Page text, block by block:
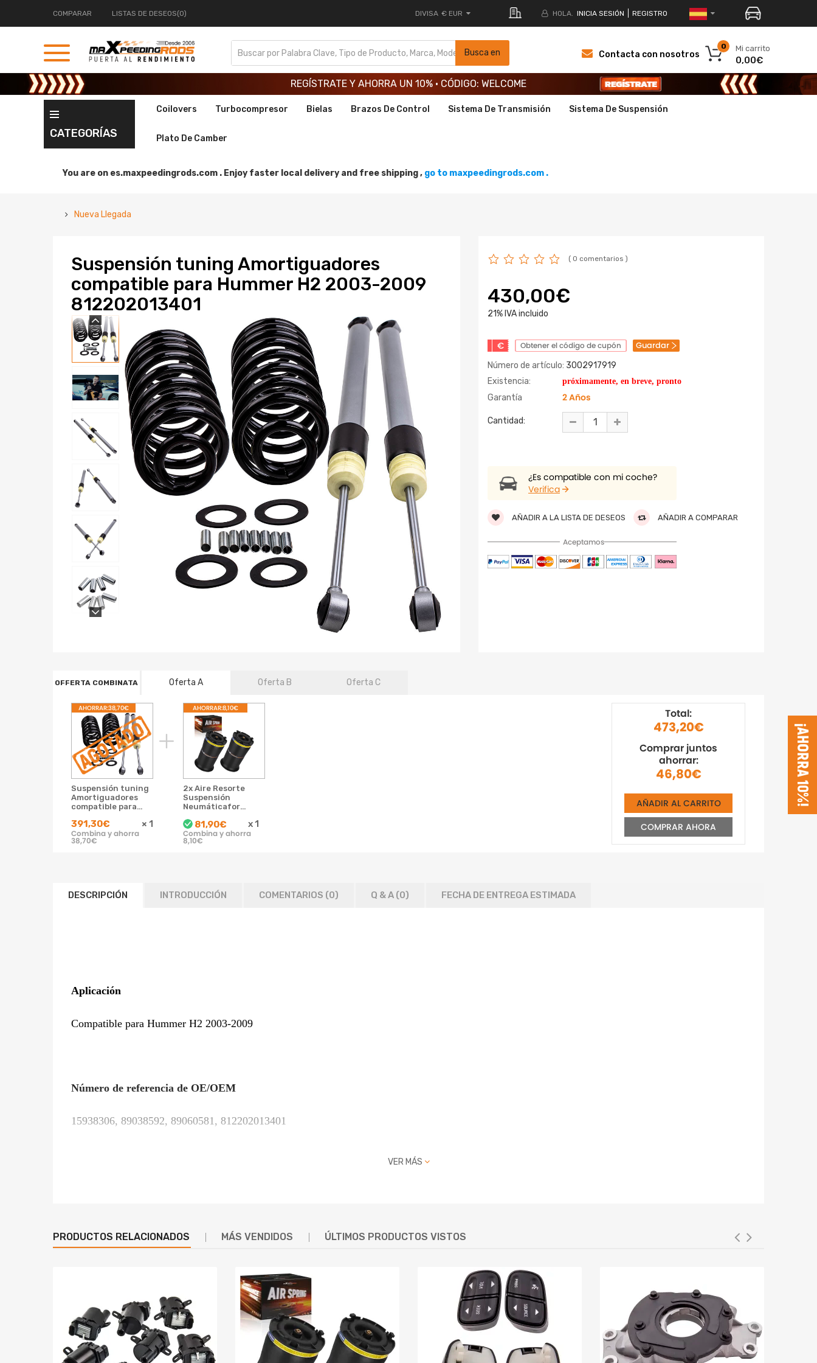
COMPARAR LISTAS DE DESEOS(0) DIVISA € EUR HOLA. INICIA SESIÓN REGISTRO
Busca en Mi carrito
0
0,00€
Contacta con nosotros
REGÍSTRATE Y AHORRA UN 10% · CÓDIGO: WELCOME
REGÍSTRATE Y AHORRA UN 10% · CÓDIGO: WELCOME
REGÍSTRATE Y AHORRA UN 10% · CÓDIGO: WELCOME
CATEGORÍAS
Coilovers Turbocompresor Bielas Brazos De Control Sistema De Transmisión Sistema De Suspensión
Plato De Camber
You are on es.maxpeedingrods.com . Enjoy faster local delivery and free shipping , go to maxpeedingrods.com .
Nueva Llegada
Suspensión tuning Amortiguadores
compatible para Hummer H2 2003-2009
812202013401
( 0 comentarios )
430,00€
21% IVA incluido
€ Obtener el código de cupón Guardar
Número de artículo: 3002917919
Existencia:
próximamente, en breve, pronto
Garantía 2 Años
Cantidad:
¿Es compatible con mi coche?
Verifica
AÑADIR A LA LISTA DE DESEOS AÑADIR A COMPARAR
Aceptamos
OFFERTA COMBINATA Oferta A Oferta B Oferta C
Suspensión tuning
Amortiguadores
compatible para
2009
812202013401
391,30€ × 1
Combina y ahorra
38,70€
AHORRAR:38,70€
2x Aire Resorte
Suspensión
Neumáticafor
Hummer H2 2003-
2009 15938306
Traser
81,90€ x1
Combina y ahorra
8,10€
AHORRAR:8,10€ Total:
473,20€
Comprar juntos
ahorrar:
46,80€
AÑADIR AL CARRITO
COMPRAR AHORA
DESCRIPCIÓN INTRODUCCIÓN COMENTARIOS (0) Q & A (0) FECHA DE ENTREGA ESTIMADA
Aplicación
Compatible para Hummer H2 2003-2009
Número de referencia de OE/OEM
15938306, 89038592, 89060581, 812202013401
Tipo de choque: Doble tubo
Cantidad:
VER MÁS
PRODUCTOS RELACIONADOS MÁS VENDIDOS ÚLTIMOS PRODUCTOS VISTOS
¡AHORRA 10%!